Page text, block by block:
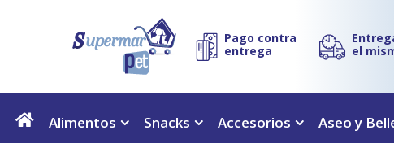
Pago contra
entrega
el
Alimentos Snacks Accesorios Aseo y